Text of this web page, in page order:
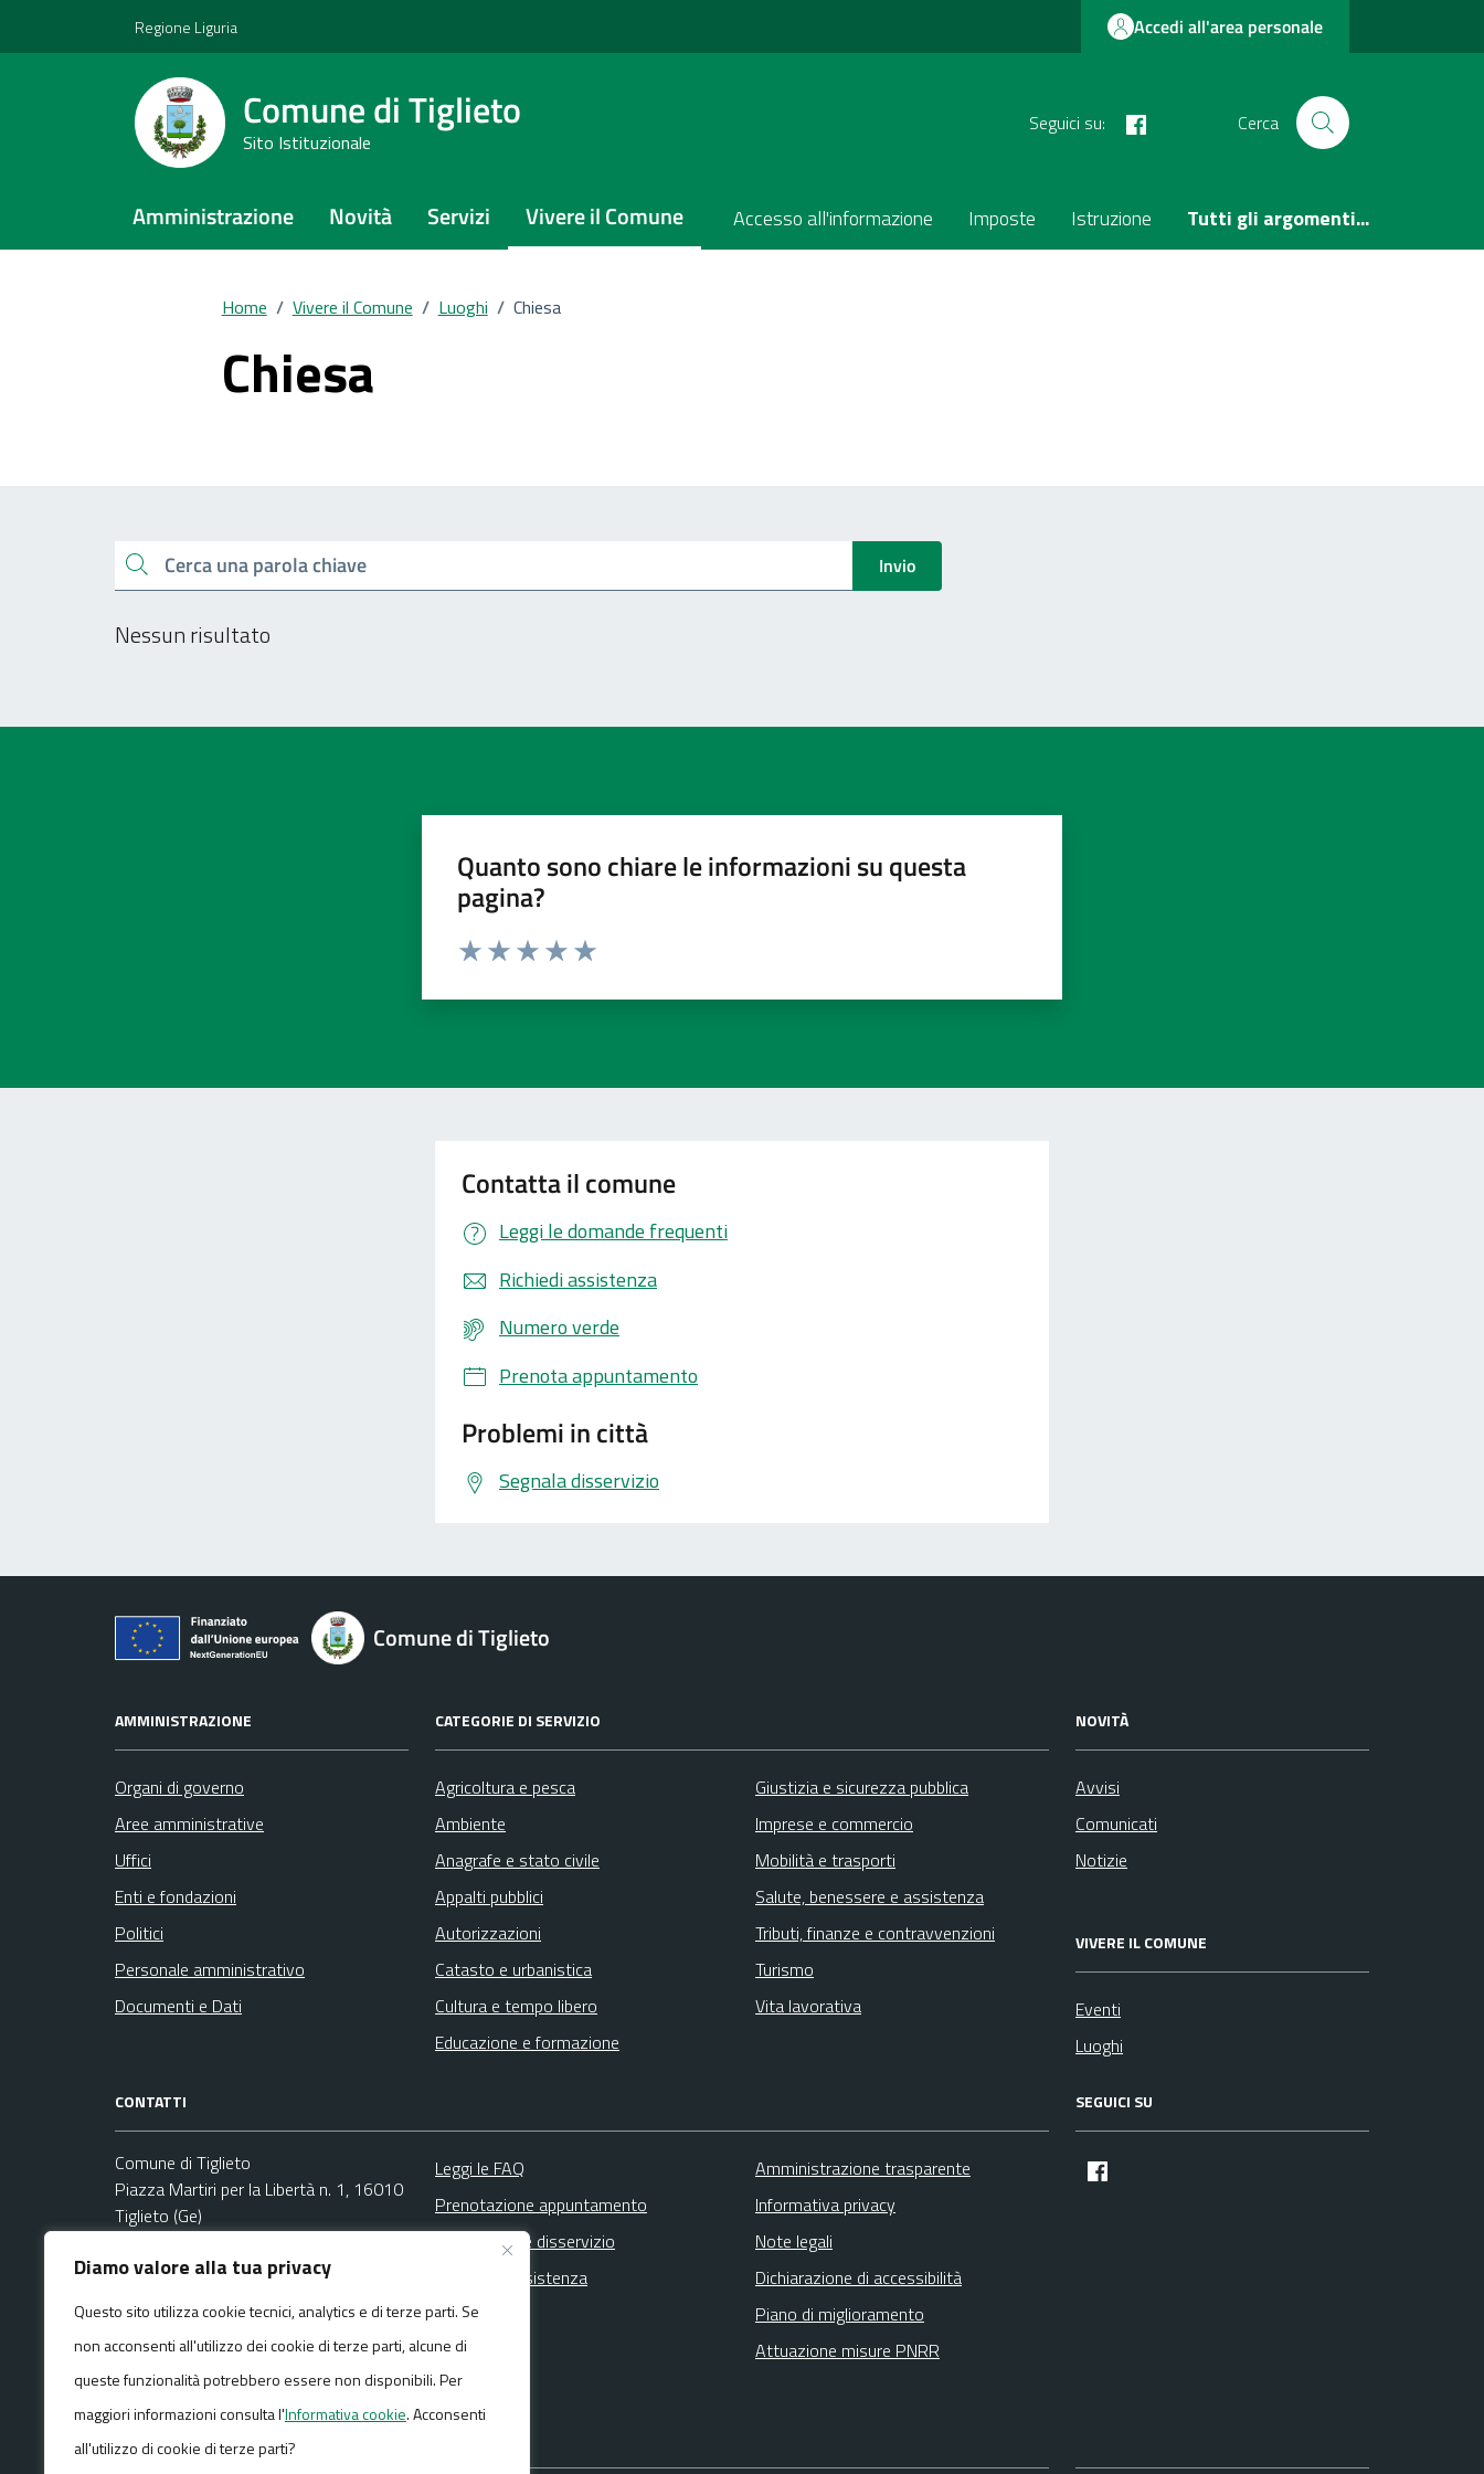
Diamo valore alla tua privacy
Questo sito utilizza cookie tecnici, analytics e di terze parti. Se
non acconsenti all'utilizzo dei cookie di terze parti, alcune di
queste funzionalità potrebbero essere non disponibili. Per
maggiori informazioni consulta l'Informativa cookie. Acconsenti
all'utilizzo di cookie di terze parti?
Regione Liguria Accedi all'area personale
Comune di Tiglieto
Sito Istituzionale
Seguici su: Cerca
Amministrazione Novità Servizi Vivere il Comune Accesso all'informazione Imposte Istruzione Tutti gli argomenti...
Home / Vivere il Comune / Luoghi / Chiesa
Chiesa
Cerca una parola chiave Invio
Nessun risultato
Quanto sono chiare le informazioni su questa
pagina?
Contatta il comune
Leggi le domande frequenti
Richiedi assistenza
Numero verde
Prenota appuntamento
Problemi in città
Segnala disservizio
Comune di Tiglieto
AMMINISTRAZIONE
Organi di governo
Aree amministrative
Uffici
Enti e fondazioni
Politici
Personale amministrativo
Documenti e Dati
CATEGORIE DI SERVIZIO
Agricoltura e pesca
Ambiente
Anagrafe e stato civile
Appalti pubblici
Autorizzazioni
Catasto e urbanistica
Cultura e tempo libero
Educazione e formazione
Giustizia e sicurezza pubblica
Imprese e commercio
Mobilità e trasporti
Salute, benessere e assistenza
Tributi, finanze e contravvenzioni
Turismo
Vita lavorativa
NOVITÀ
Avvisi
Comunicati
Notizie
VIVERE IL COMUNE
Eventi
Luoghi
CONTATTI
Comune di Tiglieto
Piazza Martiri per la Libertà n. 1, 16010
Tiglieto (Ge)
Email:info@comune.tiglieto.ge.it
PEC:comune.tiglieto@pec.it
Centralino unico: +39 010 929001
Leggi le FAQ
Prenotazione appuntamento
Segnalazione disservizio
Richiesta assistenza
Amministrazione trasparente
Informativa privacy
Note legali
Dichiarazione di accessibilità
Piano di miglioramento
Attuazione misure PNRR
SEGUICI SU